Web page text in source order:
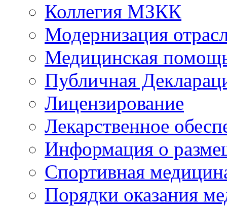
Коллегия МЗКК
Модернизация
Медицинская
Публичная
Лицензирование
Лекарственное
Информация о
Спортивная
Порядки оказания